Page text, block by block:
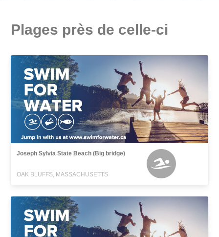
Plages près de celle-ci
Joseph Sylvia State Beach (Big bridge)
OAK BLUFFS, MASSACHUSETTS